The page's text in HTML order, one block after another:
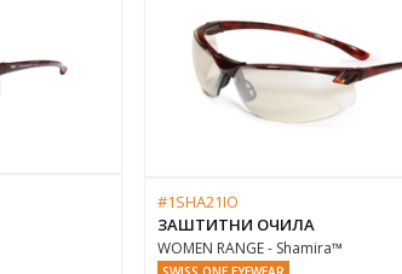
#1SHA21IO
ЗАШТИТНИ ОЧИЛА
WOMEN RANGE - Shamira™